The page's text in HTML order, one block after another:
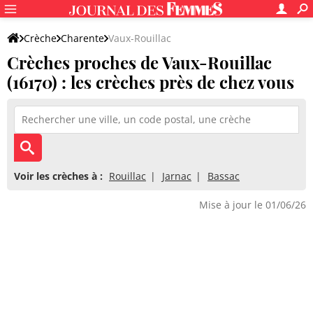
Crèche Charente Vaux-Rouillac
Crèches proches de Vaux-Rouillac
(16170) : les crèches près de chez vous
Voir les crèches à : Rouillac Jarnac Bassac
Mise à jour le 01/06/26